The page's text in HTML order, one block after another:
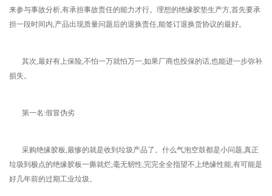
来参与事故分析,有承担事故责任的能力才行。理想的绝缘胶垫生产方,首先要承
担一段时间内,产品出现质量问题后的退换责任,能签订退换货协议的最好。
其次,最好有上保险,不怕一万就怕万一,如果厂商也投保的话,也能进一步弥补
损失。
第一名:假冒伪劣
采购绝缘胶板,最惨的就是收到垃圾产品了。什么气泡空鼓都是小问题,真正
垃圾到极点的绝缘胶板一撕就烂,毫无韧性,完完全全指望不上绝缘性能,有可能是
好几年前的过期工业垃圾。